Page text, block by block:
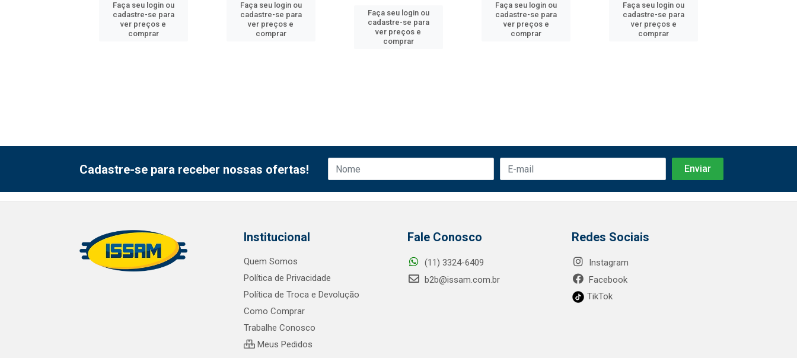
Faça seu login ou
cadastre-se para
ver preços e
comprar
Faça seu login ou
cadastre-se para
ver preços e
comprar
Faça seu login ou
cadastre-se para
ver preços e
comprar
Faça seu login ou
cadastre-se para
ver preços e
comprar
Faça seu login ou
cadastre-se para
ver preços e
comprar
Cadastre-se para receber nossas ofertas!
Institucional
Quem Somos
Política de Privacidade
Política de Troca e Devolução
Como Comprar
Trabalhe Conosco
Meus Pedidos
Fale Conosco
(11) 3324-6409
b2b@issam.com.br
Redes Sociais
Instagram
Facebook
TikTok